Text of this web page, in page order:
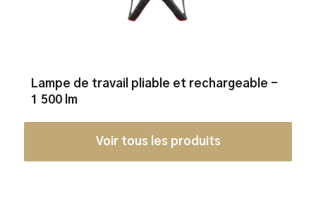
Lampe de travail pliable et rechargeable -
1 500 lm
Voir tous les produits